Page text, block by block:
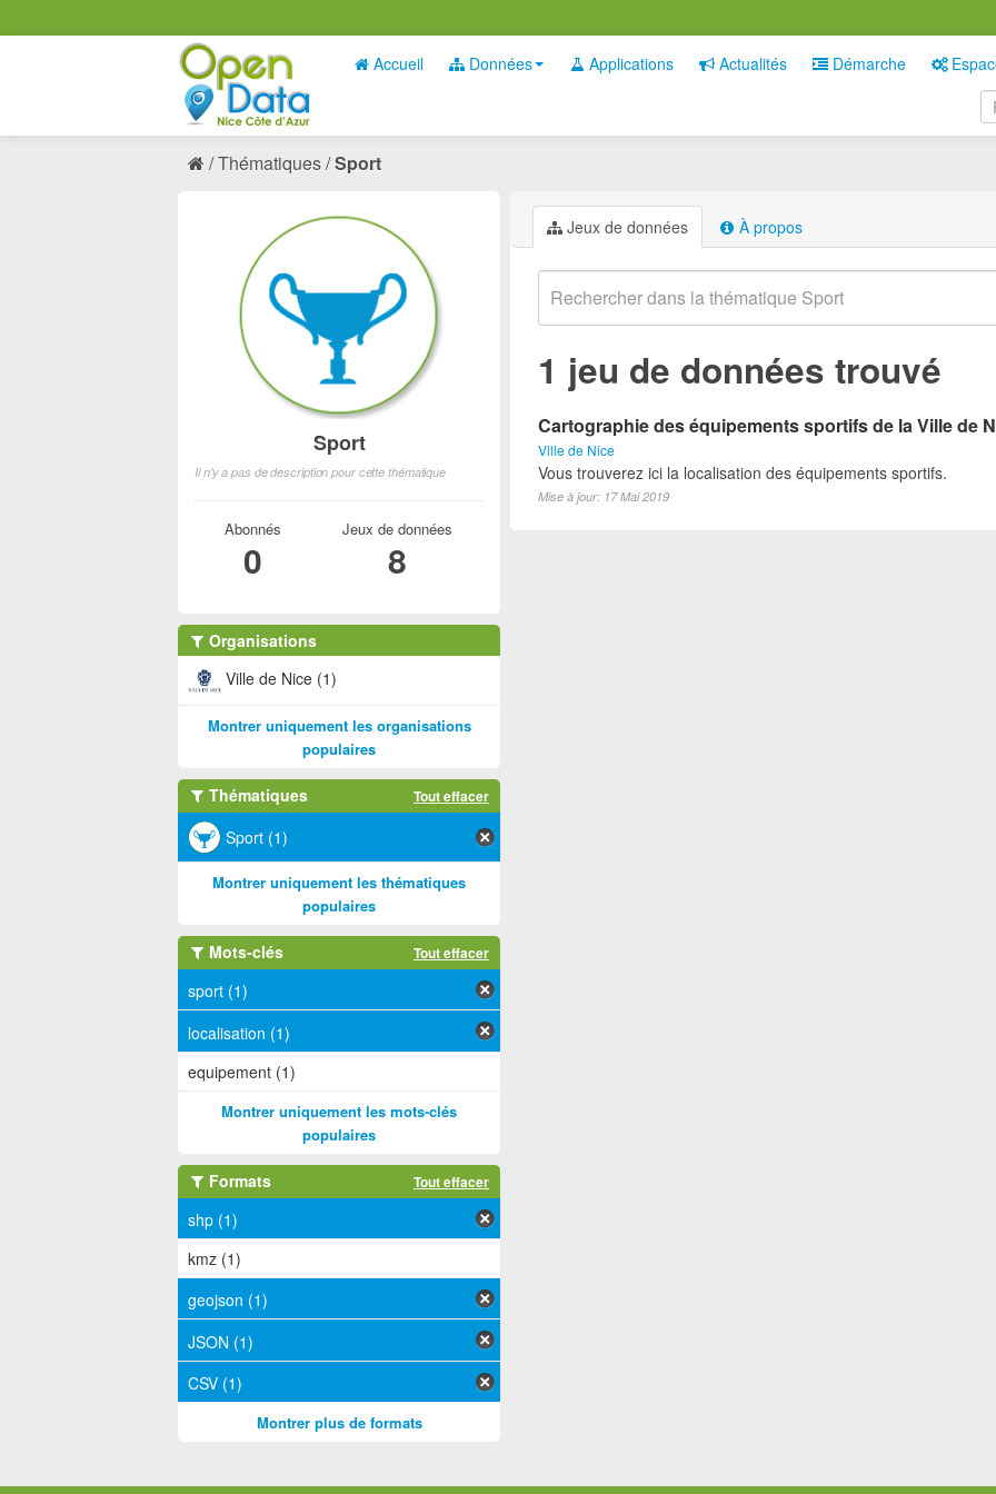
Accueil Données Applications Actualités Démarche
Thématiques Sport
Jeux de données À propos
1 jeu de données trouvé
Cartographie des équipements sportifs de la Ville de
Ville de Nice
Vous trouverez ici la localisation des équipements sportifs.
Mise à jour: 17 Mai 2019
Sport
Il n'y a pas de description pour cette thématique
Abonnés
0
Jeux de données
8
Organisations
Ville de Nice (1)
Montrer uniquement les organisations
populaires
Thématiques Tout effacer
Sport (1)
Montrer uniquement les thématiques
populaires
Mots-clés Tout effacer
sport (1)
localisation (1)
equipement (1)
Montrer uniquement les mots-clés
populaires
Formats Tout effacer
shp (1)
kmz (1)
geojson (1)
JSON (1)
CSV (1)
Montrer plus de formats